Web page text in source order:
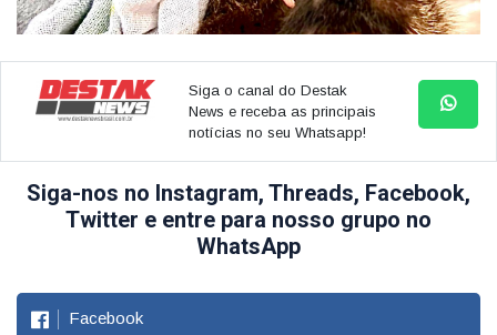
Siga o canal do Destak
News e receba as principais
notícias no seu Whatsapp!
Siga-nos no Instagram, Threads, Facebook,
Twitter e entre para nosso grupo no
WhatsApp
Facebook